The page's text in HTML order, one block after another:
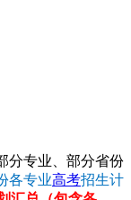
分专业、部分省份
各专业高考招生计